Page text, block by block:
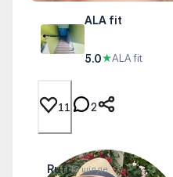
ALA fit
5.0★ALA fit
11 2
Rufi13 шілде